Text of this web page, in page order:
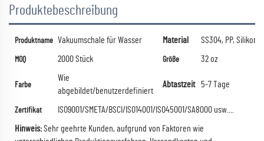
Produktebeschreibung
Produktname Vakuumschale für Wasser Material SS304, PP, Silikon
MOQ 2000 Stück Größe 32 oz
Farbe
Wie
abgebildet/benutzerdefiniert
Abtastzeit 5-7 Tage
Zertifikat
ISO9001/SMETA/BSCI/ISO14001/ISO45001/SA8000 usw....
Hinweis:Sehr geehrte Kunden, aufgrund von Faktoren wie